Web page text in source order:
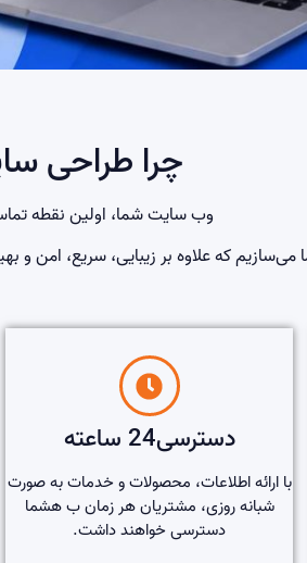
چرا طراحی
وب سایت شما، اولین نقطه
که علاوه بر زیبایی، سریع، امن و
دسترسی24 ساعته
با ارائه اطلاعات، محصولات و خدمات به صورت
شبانه روزی، مشتریان هر زمان ب هشما
دسترسی خواهند داشت.